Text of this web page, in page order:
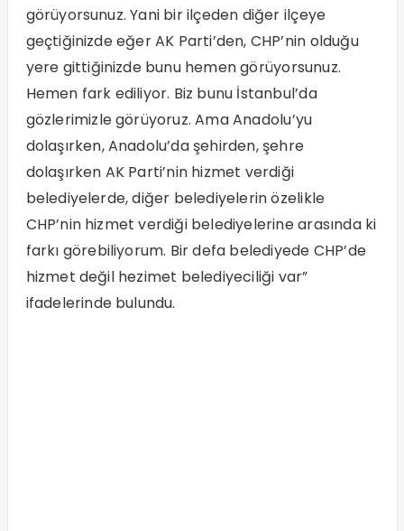
görüyorsunuz. Yani bir ilçeden diğer ilçeye
geçtiğinizde eğer AK Parti’den, CHP’nin olduğu
yere gittiğinizde bunu hemen görüyorsunuz.
Hemen fark ediliyor. Biz bunu İstanbul’da
gözlerimizle görüyoruz. Ama Anadolu’yu
dolaşırken, Anadolu’da şehirden, şehre
dolaşırken AK Parti’nin hizmet verdiği
belediyelerde, diğer belediyelerin özelikle
CHP’nin hizmet verdiği belediyelerine arasında ki
farkı görebiliyorum. Bir defa belediyede CHP’de
hizmet değil hezimet belediyeciliği var”
ifadelerinde bulundu.